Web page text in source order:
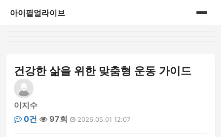
아이필얼라이브
건강한 삶을 위한 맞춤형 운동 가이드
이지수
0건
97회 2026.05.01 12:07